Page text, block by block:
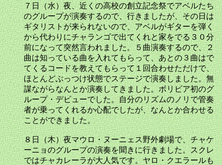
７日（水）夜、近くの高校の創立記念祭でアベルたち
のグループが演奏するので、行きましたが、その日は
ギタリストが来られないので、アベルがギターを弾く
から代わりにチャランゴで出てくれと家をでる３０分
前になって突然言われました。５曲演奏するので、２
曲は知っている曲を入れてもらって、あとの３曲はで
てくるコードを教えてもらって１回合わせただけで、
ほとんどぶっつけ状態でステージで演奏しました。無
謀ながらなんとか演奏してきました。ボリビア初のグ
ループ・デビューでした。自分のリズムのノリで管奏
者が乗ってくれるか心配でしたが、なんとか合わせる
ことができました。
８日（木）夜マウロ・ヌーニェス野外劇場で、チャケ
ーニョのグループの演奏を聞きに行きました。スクレ
ではチャカレーラが大人気です。ヤロ・クエラールも